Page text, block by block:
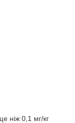
ніж 0,1 мг/кг